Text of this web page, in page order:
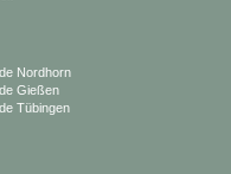
Nordhorn
Gießen
Tübingen